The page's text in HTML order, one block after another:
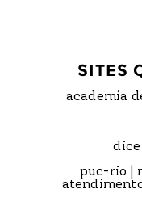
SITES
academia
dice
puc-rio |